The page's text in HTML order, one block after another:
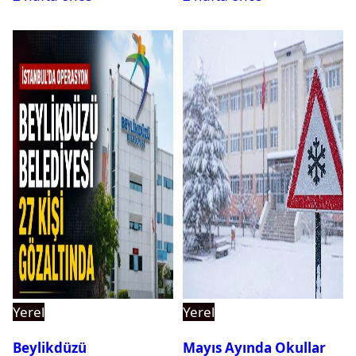
Yerel
Beylikdüzü
Yerel
Mayıs Ayında Okullar